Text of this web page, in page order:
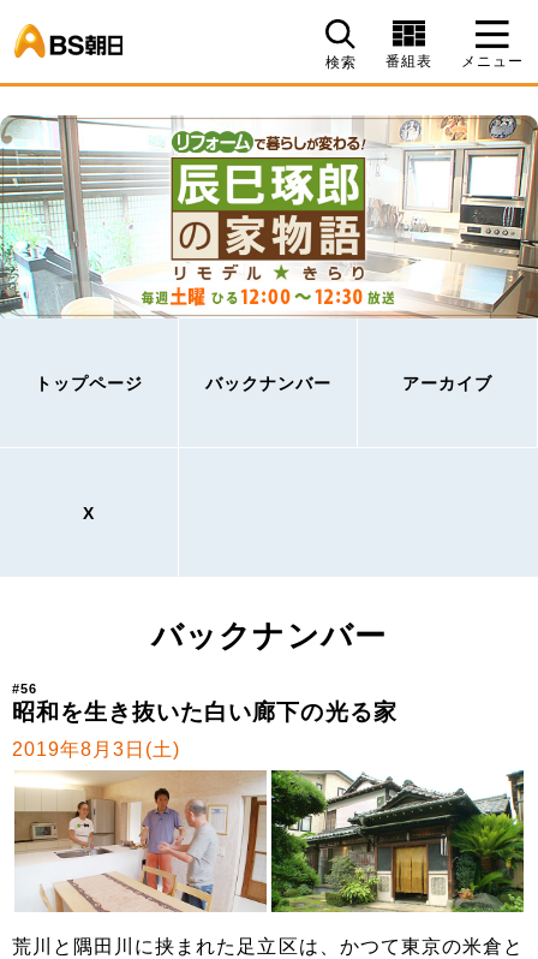
検索 番組表 メニュー
トップページ バックナンバー アーカイブ
X
バックナンバー
#56
昭和を生き抜いた白い廊下の光る家
2019年8月3日(土)
荒川と隅田川に挟まれた足立区は、かつて東京の米倉と